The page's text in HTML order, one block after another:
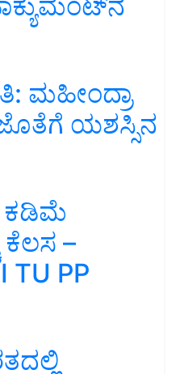
ಮಹೀಂದ್ರಾ
ಯಶಸ್ಸಿನ
ಕಡಿಮೆ
–
TU PP